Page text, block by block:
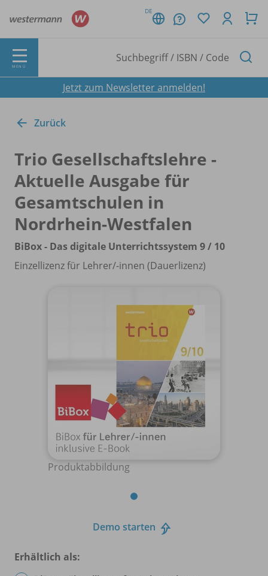
DE
MENÜ
Jetzt zum Newsletter anmelden!
Zurück
Trio Gesellschaftslehre -
Aktuelle Ausgabe für
Gesamtschulen in
Nordrhein-Westfalen
BiBox - Das digitale Unterrichtssystem 9 / 10
Einzellizenz für Lehrer/-innen (Dauerlizenz)
Produktabbildung
Demo starten
Erhältlich als: